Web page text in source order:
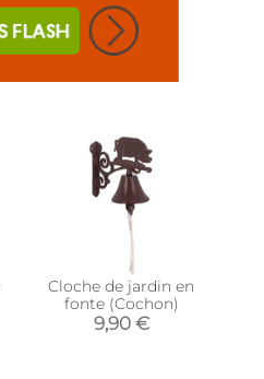
Cloche de jardin en
fonte (Cochon)
9,90 €